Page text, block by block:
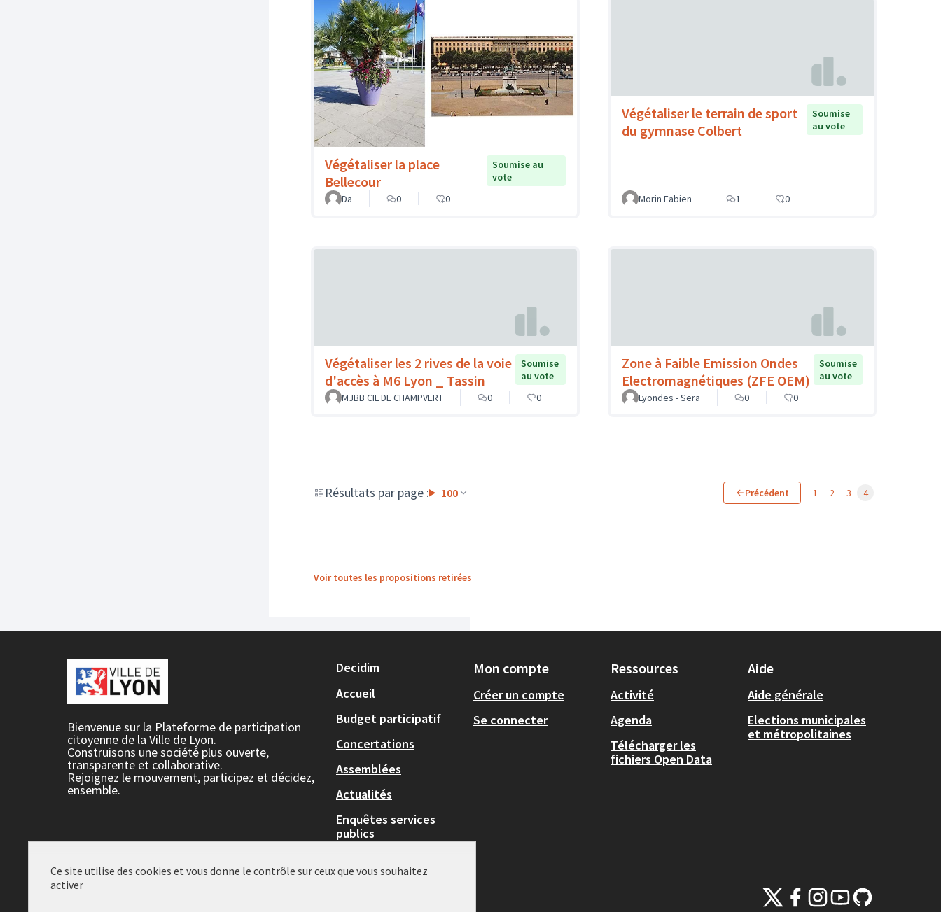
Végétaliser la place
Bellecour
Soumise au
vote
Da
0 0
Végétaliser le terrain de sport
du gymnase Colbert
Soumise
au vote
Morin Fabien 1 0
Végétaliser les 2 rives de la voie
d'accès à M6 Lyon _ Tassin
Soumise
au vote
MJBB CIL DE CHAMPVERT
0 0
Zone à Faible Emission Ondes
Electromagnétiques (ZFE OEM)
Soumise
au vote
Lyondes - Sera
0 0
Résultats par page : 100 Précédent 1 2 3 4
Voir toutes les propositions retirées
Bienvenue sur la Plateforme de participation
citoyenne de la Ville de Lyon.
Construisons une société plus ouverte,
transparente et collaborative.
Rejoignez le mouvement, participez et décidez,
ensemble.
Decidim
Accueil
Budget participatif
Concertations
Assemblées
Actualités
Enquêtes services
publics
Mon compte
Créer un compte
Se connecter
Ressources
Activité
Agenda
Télécharger les
fichiers Open Data
Aide
Aide générale
Elections municipales
et métropolitaines
Plateforme de participation citoyenne de
Plateforme de participation
Plateforme de participation
Plateforme de
Plateforme de
Ce site utilise des cookies et vous donne le contrôle sur ceux que vous souhaitez
activer